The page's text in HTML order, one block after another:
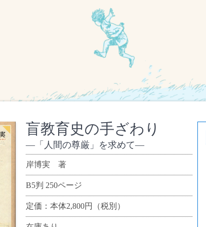
盲教育史の手ざわり
「人間の尊厳」を求めて
岸博実 著
B5判 250ページ
定価：本体2,800円（税別）